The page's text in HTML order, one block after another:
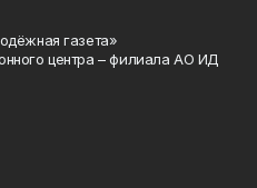
газета»
центра – филиала АО ИД